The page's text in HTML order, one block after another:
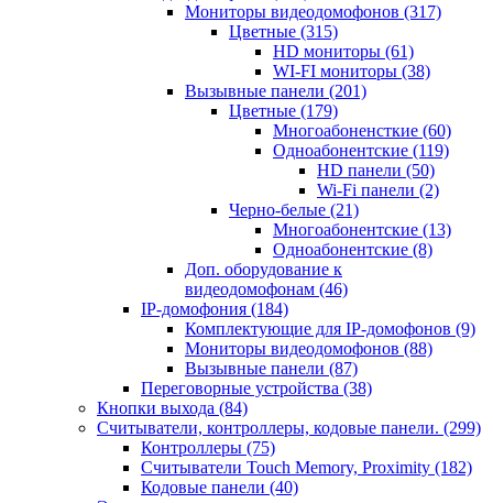
Мониторы видеодомофонов (317)
Цветные (315)
HD мониторы (61)
WI-FI мониторы (38)
Вызывные панели (201)
Цветные (179)
Многоабоненсткие (60)
Одноабонентские (119)
HD панели (50)
Wi-Fi панели (2)
Черно-белые (21)
Многоабонентские (13)
Одноабонентские (8)
Доп. оборудование к
видеодомофонам (46)
IP-домофония (184)
Комплектующие для IP-домофонов (9)
Мониторы видеодомофонов (88)
Вызывные панели (87)
Переговорные устройства (38)
Кнопки выхода (84)
Считыватели, контроллеры, кодовые панели. (299)
Контроллеры (75)
Считыватели Touch Memory, Proximity (182)
Кодовые панели (40)